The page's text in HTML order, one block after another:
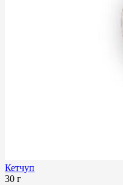
Кетчуп
30 г